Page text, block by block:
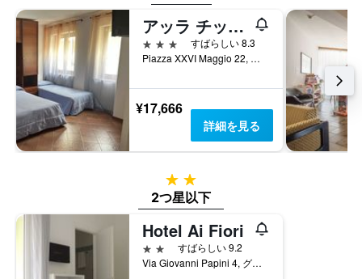
し
い
す
去
日
間
に
見
つ
か
っ
た
の
1
本
は、
客
室
の
平
均
料
金
アッラ チッタ ディ トリエステ
3つ星
すばらしい 8.3
Piazza XXVI Maggio 22, グラード, ゴリツィア県, イタリア
¥17,666
詳細を見る
2つ星
2つ星以下
Hotel Ai Fiori
2つ星
すばらしい 9.2
Via Giovanni Papini 4, グラード, ゴリツィア県, イタリア